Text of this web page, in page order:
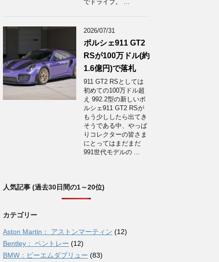
でドライブ。 ...
2026/07/31
ポルシェ911 GT2
RSが100万ドル(約
1.6億円)で落札
911 GT2 RSとしては
初めての100万ドル超
え 992.2型の新しいポ
ルシェ911 GT2 RSが
もう少ししたら出てき
そうである中、やっぱ
りコレクターの皆さま
にとってはまだまだ
991世代モデルの ...
人気記事 (過去30日間の1～20位)
カテゴリー
Aston Martin： アストンマーティン (12)
Bentley： ベントレー (12)
BMW：ビーエムダブリュー (83)